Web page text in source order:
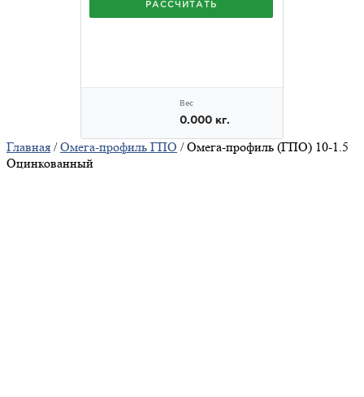
Главная /Омега-профиль ГПО / Омега-профиль (ГПО) 10-1.5
Оцинкованный